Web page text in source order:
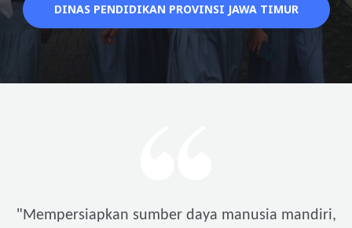
DINAS PENDIDIKAN PROVINSI JAWA TIMUR
"Mempersiapkan sumber daya manusia mandiri,